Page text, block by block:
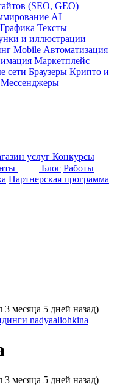
(SEO, GEO)
AI —
Тексты
и иллюстрации
Mobile Автоматизация
Маркетплейс
сети Браузеры Крипто и
Мессенджеры
услуг Конкурсы
Блог Работы
Партнерская программа
3 месяца 5 дней назад)
3 месяца 5 дней назад)